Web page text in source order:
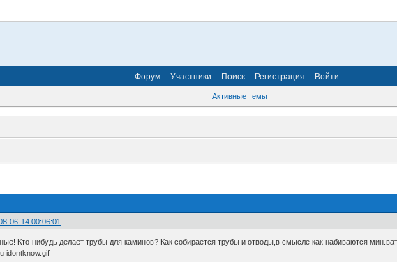
Форум Участники Поиск Регистрация Войти
Активные темы
06-14 00:06:01
Кто-нибудь делает трубы для каминов? Как собирается трубы и отводы,в смысле как набиваются
idontknow.gif